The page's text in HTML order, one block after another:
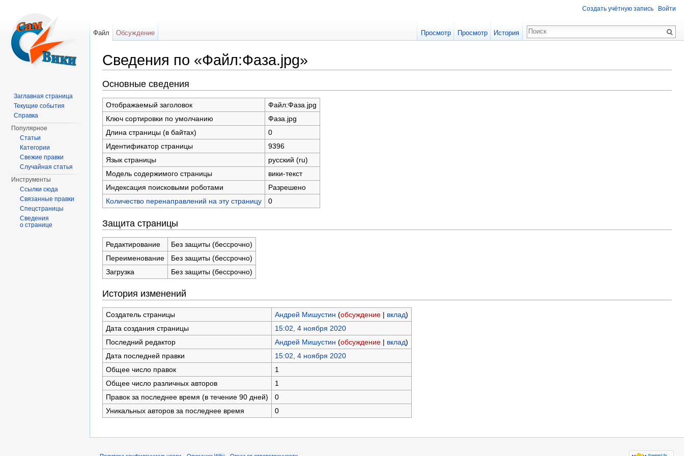
Сведения по «Файл:Фаза.jpg»
Основные сведения
Отображаемый заголовок
Файл:Фаза.jpg
Ключ сортировки по умолчанию
Фаза.jpg
Длина страницы (в байтах)
0
Идентификатор страницы
9396
Язык страницы
русский (ru)
Модель содержимого страницы
вики-текст
Индексация поисковыми роботами
Разрешено
Количество перенаправлений на эту страницу
0
Защита страницы
Редактирование
Без защиты (бессрочно)
Переименование
Без защиты (бессрочно)
Загрузка
Без защиты (бессрочно)
История изменений
Создатель страницы Андрей Мишустин (обсуждение| вклад)
Дата создания страницы
15:02, 4 ноября 2020
Последний редактор
Андрей Мишустин (обсуждение| вклад)
Дата последней правки
15:02, 4 ноября 2020
Общее число правок
1
Общее число различных авторов
1
Правок за последнее время (в течение 90 дней)
0
Уникальных авторов за последнее время
0
Создать учётную запись Войти
Файл Обсуждение Просмотр Просмотр История
Заглавная страница
Текущие события
Справка
Популярное
Статьи
Категории
Свежие правки
Случайная статья
Инструменты
Ссылки сюда
Связанные правки
Спецстраницы
Сведения
о странице